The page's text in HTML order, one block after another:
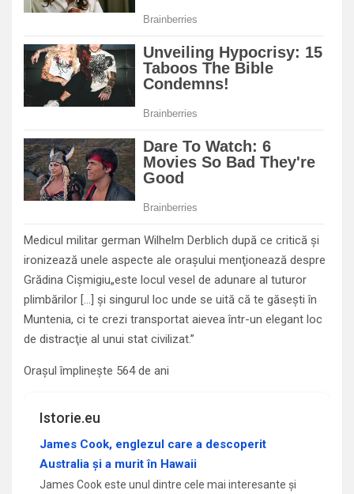
Medicul militar german Wilhelm Derblich după ce critică şi
ironizează unele aspecte ale oraşului menţionează despre
Grădina Cişmigiu„este locul vesel de adunare al tuturor
plimbărilor […] şi singurul loc unde se uită că te găseşti în
Muntenia, ci te crezi transportat aievea într-un elegant loc
de distracţie al unui stat civilizat.”
Orașul împlinește 564 de ani
Istorie.eu
James Cook, englezul care a descoperit
Australia și a murit în Hawaii
James Cook este unul dintre cele mai interesante și